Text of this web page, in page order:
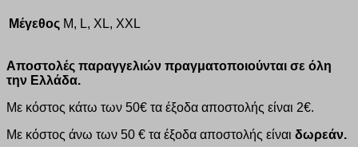
Μέγεθος M, L, XL, XXL
Αποστολές παραγγελιών πραγματοποιούνται σε όλη
την Ελλάδα.
Με κόστος κάτω των 50€ τα έξοδα αποστολής είναι 2€.
Με κόστος άνω των 50 € τα έξοδα αποστολής είναι δωρεάν.